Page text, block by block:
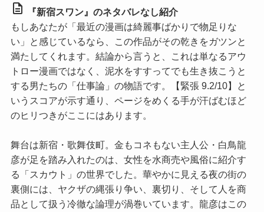
description
『新宿スワン』のネタバレなし紹介
もしあなたが「最近の漫画は綺麗事ばかりで物足りな
い」と感じているなら、この作品がその乾きをガツンと
満たしてくれます。結論から言うと、これは単なるアウ
トロー漫画ではなく、泥水をすすってでも生き抜こうと
する男たちの「仕事論」の物語です。【緊張 9.2/10】と
いうスコアが示す通り、ページをめくる手が汗ばむほど
のヒリつきがここにはあります。
舞台は新宿・歌舞伎町。金もコネもない主人公・白鳥龍
彦が足を踏み入れたのは、女性を水商売や風俗に紹介す
る「スカウト」の世界でした。華やかに見える夜の街の
裏側には、ヤクザの縄張り争い、裏切り、そして人を商
品として扱う冷徹な論理が渦巻いています。龍彦はこの